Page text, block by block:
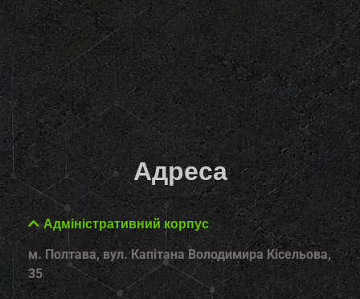
Адреса
Адміністративний корпус
м. Полтава, вул. Капітана Володимира Кісельова,
35